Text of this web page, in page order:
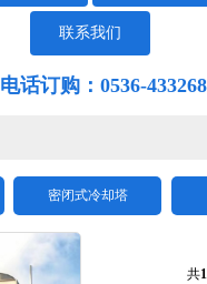
联系我们
电话订购：0536-
密闭式冷却塔
共1